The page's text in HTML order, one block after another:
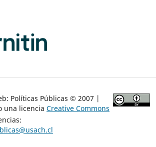
Políticas Públicas © 2007 |
una licencia Creative Commons